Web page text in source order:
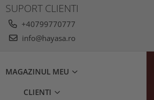
SUPORT CLIENTI
+40799770777
info@hayasa.ro
MAGAZINUL MEU
CLIENTI